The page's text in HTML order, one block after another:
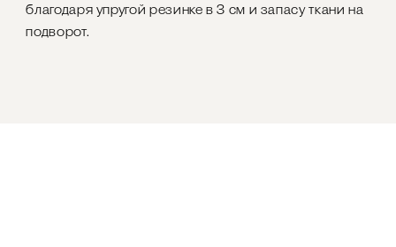
благодаря упругой резинке в 3 см и запасу ткани на
подворот.